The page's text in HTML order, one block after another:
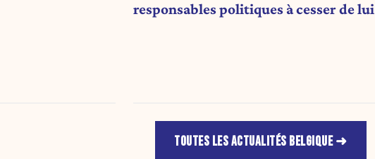
responsables politiques à cesser de lui
TOUTES LES ACTUALITÉS BELGIQUE